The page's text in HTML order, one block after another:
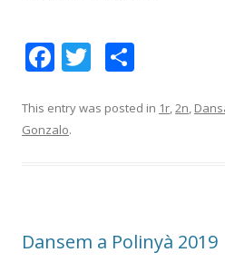
F
e
b
k
T
itt m
ix
This entry was posted in 1r,2n,
Gonzalo.
Dansem a Polinyà 2019